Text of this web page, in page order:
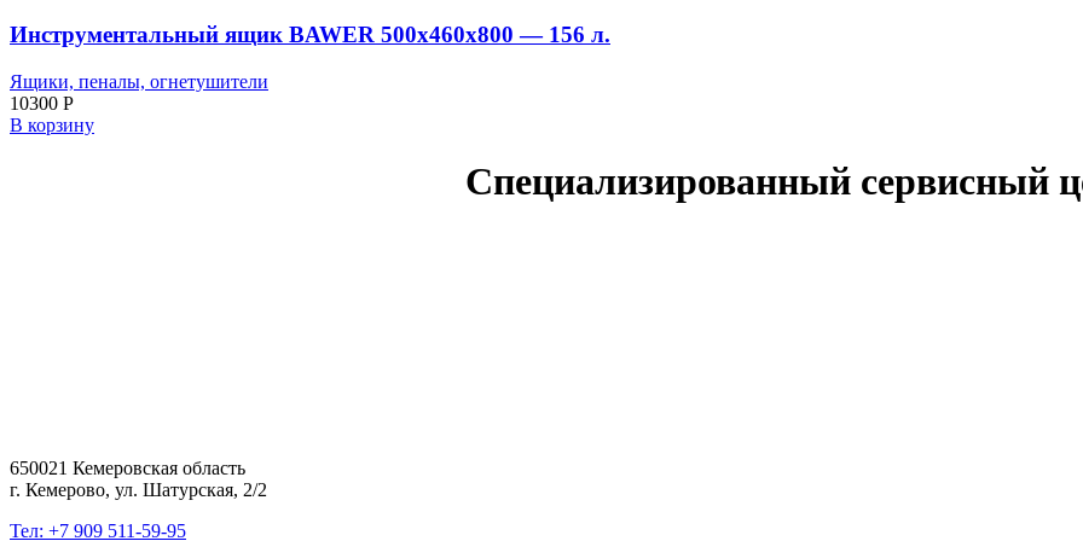
Инструментальный ящик BAWER 500x460x800 — 156 л.
Ящики, пеналы, огнетушители
10300 Р
В корзину
Специализированный сервисный
650021 Кемеровская область
г. Кемерово, ул. Шатурская, 2/2
Тел: +7 909 511-59-95